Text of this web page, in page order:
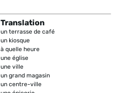
Translation
un terrasse de café
un kiosque
à quelle heure
une église
une ville
un grand magasin
un centre-ville